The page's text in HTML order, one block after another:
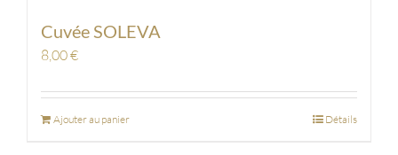
Cuvée SOLEVA
8,00€
Ajouter au panier Détails